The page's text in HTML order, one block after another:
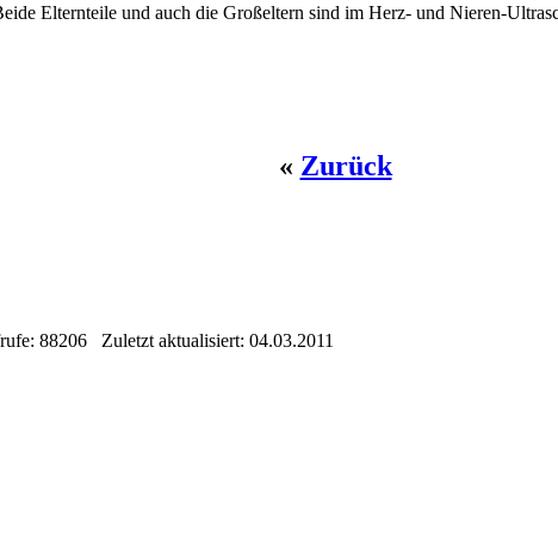
Elternteile und auch die Großeltern sind im Herz- und Nieren-
« Zurück
88206 Zuletzt aktualisiert: 04.03.2011